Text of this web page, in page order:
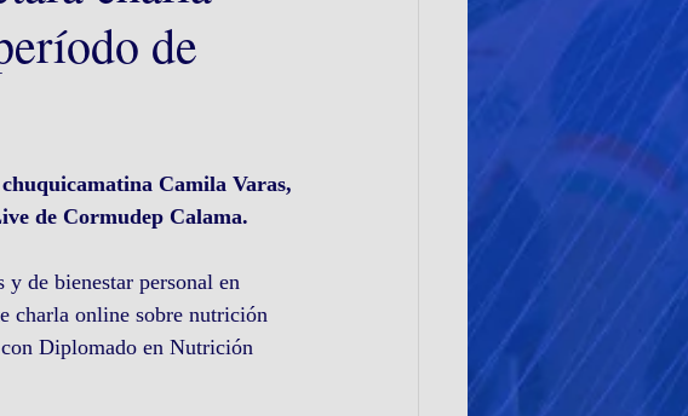
de
Camila Varas,
de Cormudep Calama.
de bienestar personal en
charla online sobre nutrición
Diplomado en Nutrición